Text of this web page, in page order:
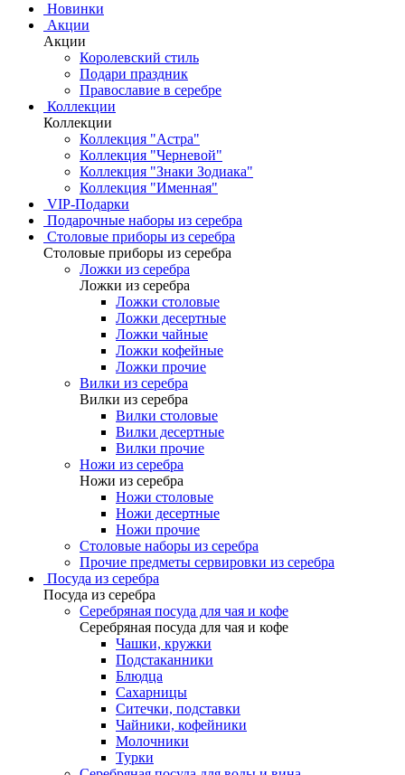
Новинки
Акции
Акции
Королевский стиль
Подари праздник
Православие в серебре
Коллекции
Коллекции
Коллекция "Астра"
Коллекция "Черневой"
Коллекция "Знаки Зодиака"
Коллекция "Именная"
VIP-Подарки
Подарочные наборы из серебра
Столовые приборы из серебра
Столовые приборы из серебра
Ложки из серебра
Ложки из серебра
Ложки столовые
Ложки десертные
Ложки чайные
Ложки кофейные
Ложки прочие
Вилки из серебра
Вилки из серебра
Вилки столовые
Вилки десертные
Вилки прочие
Ножи из серебра
Ножи из серебра
Ножи столовые
Ножи десертные
Ножи прочие
Столовые наборы из серебра
Прочие предметы сервировки из серебра
Посуда из серебра
Посуда из серебра
Серебряная посуда для чая и кофе
Серебряная посуда для чая и кофе
Чашки, кружки
Подстаканники
Блюдца
Сахарницы
Ситечки, подставки
Чайники, кофейники
Молочники
Турки